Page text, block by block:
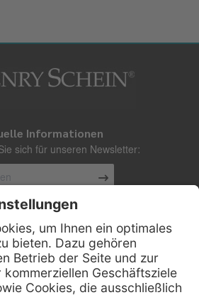
Informationen
sich für unseren Newsletter:
Kontakt
Medical Austria GmbH
Straße 297
A-1120 Wien